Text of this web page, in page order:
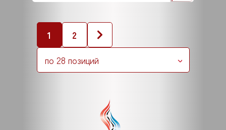
1
2
по 28 позиций